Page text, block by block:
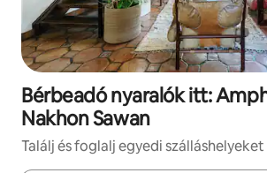
Bérbeadó nyaralók itt:
Nakhon Sawan
Találj és foglalj egyedi